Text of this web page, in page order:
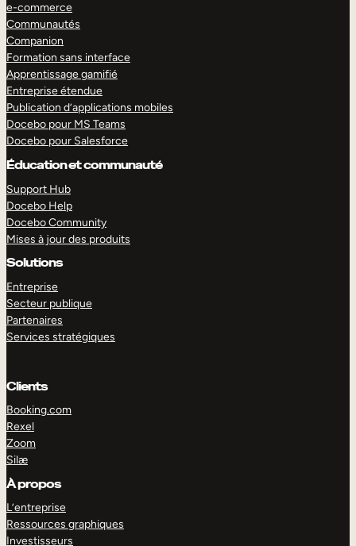
e-commerce
Communautés
Companion
Formation sans interface
Apprentissage gamifié
Entreprise étendue
Publication d’applications mobiles
Docebo pour MS Teams
Docebo pour Salesforce
Éducation et communauté
Support Hub
Docebo Help
Docebo Community
Mises à jour des produits
Solutions
Entreprise
Secteur publique
Partenaires
Services stratégiques
Clients
Booking.com
Rexel
Zoom
Silæ
À propos
L’entreprise
Ressources graphiques
Investisseurs